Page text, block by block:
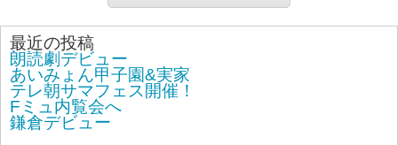
最近の投稿
朗読劇デビュー
あいみょん甲子園&実家
テレ朝サマフェス開催！
Fミュ内覧会へ
鎌倉デビュー